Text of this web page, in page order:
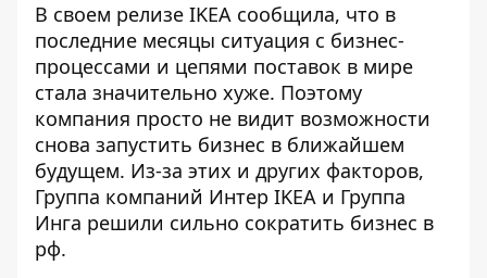
В своем релизе IKEA сообщила, что в
последние месяцы ситуация с бизнес-
процессами и цепями поставок в мире
стала значительно хуже. Поэтому
компания просто не видит возможности
снова запустить бизнес в ближайшем
будущем. Из-за этих и других факторов,
Группа компаний Интер IKEA и Группа
Инга решили сильно сократить бизнес в
рф.